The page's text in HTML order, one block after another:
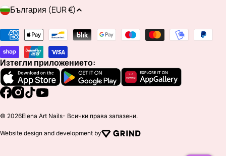
Д
р
ж
а
в
а
/
р
е
България (EUR €)
Методи
на
плащане
Изтегли приложението:
Facebook
Instagram
TikTokYouTube
© 2026Elena Art Nails- Всички права запазени.
Website design and development by